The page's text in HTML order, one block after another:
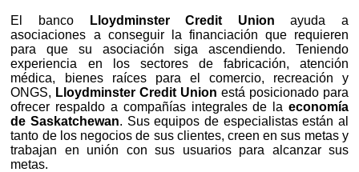
El banco Lloydminster Credit Union ayuda a
asociaciones a conseguir la financiación que requieren
para que su asociación siga ascendiendo. Teniendo
experiencia en los sectores de fabricación, atención
médica, bienes raíces para el comercio, recreación y
ONGS, Lloydminster Credit Union está posicionado para
ofrecer respaldo a compañías integrales de la economía
de Saskatchewan. Sus equipos de especialistas están al
tanto de los negocios de sus clientes, creen en sus metas y
trabajan en unión con sus usuarios para alcanzar sus
metas.